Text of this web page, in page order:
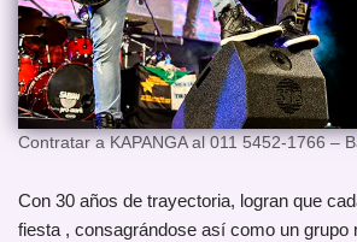
Contratar a KAPANGA al 011 5452-1766 –
Con 30 años de trayectoria, logran que
fiesta , consagrándose así como un grupo